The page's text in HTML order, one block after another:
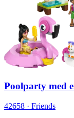
Poolparty med
42658 · Friends